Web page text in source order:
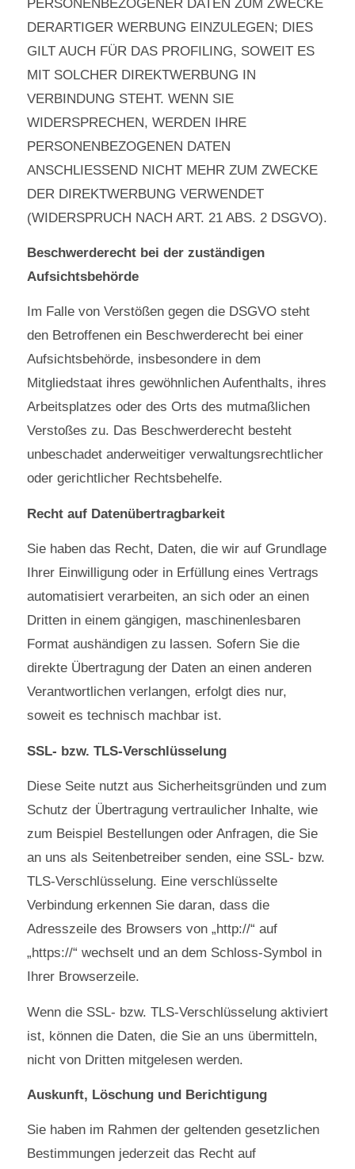
PERSONENBEZOGENER DATEN ZUM ZWECKE
DERARTIGER WERBUNG EINZULEGEN; DIES
GILT AUCH FÜR DAS PROFILING, SOWEIT ES
MIT SOLCHER DIREKTWERBUNG IN
VERBINDUNG STEHT. WENN SIE
WIDERSPRECHEN, WERDEN IHRE
PERSONENBEZOGENEN DATEN
ANSCHLIESSEND NICHT MEHR ZUM ZWECKE
DER DIREKTWERBUNG VERWENDET
(WIDERSPRUCH NACH ART. 21 ABS. 2 DSGVO).
Beschwerderecht bei der zuständigen
Aufsichtsbehörde
Im Falle von Verstößen gegen die DSGVO steht
den Betroffenen ein Beschwerderecht bei einer
Aufsichtsbehörde, insbesondere in dem
Mitgliedstaat ihres gewöhnlichen Aufenthalts, ihres
Arbeitsplatzes oder des Orts des mutmaßlichen
Verstoßes zu. Das Beschwerderecht besteht
unbeschadet anderweitiger verwaltungsrechtlicher
oder gerichtlicher Rechtsbehelfe.
Recht auf Datenübertragbarkeit
Sie haben das Recht, Daten, die wir auf Grundlage
Ihrer Einwilligung oder in Erfüllung eines Vertrags
automatisiert verarbeiten, an sich oder an einen
Dritten in einem gängigen, maschinenlesbaren
Format aushändigen zu lassen. Sofern Sie die
direkte Übertragung der Daten an einen anderen
Verantwortlichen verlangen, erfolgt dies nur,
soweit es technisch machbar ist.
SSL- bzw. TLS-Verschlüsselung
Diese Seite nutzt aus Sicherheitsgründen und zum
Schutz der Übertragung vertraulicher Inhalte, wie
zum Beispiel Bestellungen oder Anfragen, die Sie
an uns als Seitenbetreiber senden, eine SSL- bzw.
TLS-Verschlüsselung. Eine verschlüsselte
Verbindung erkennen Sie daran, dass die
Adresszeile des Browsers von „http://“ auf
„https://“ wechselt und an dem Schloss-Symbol in
Ihrer Browserzeile.
Wenn die SSL- bzw. TLS-Verschlüsselung aktiviert
ist, können die Daten, die Sie an uns übermitteln,
nicht von Dritten mitgelesen werden.
Auskunft, Löschung und Berichtigung
Sie haben im Rahmen der geltenden gesetzlichen
Bestimmungen jederzeit das Recht auf